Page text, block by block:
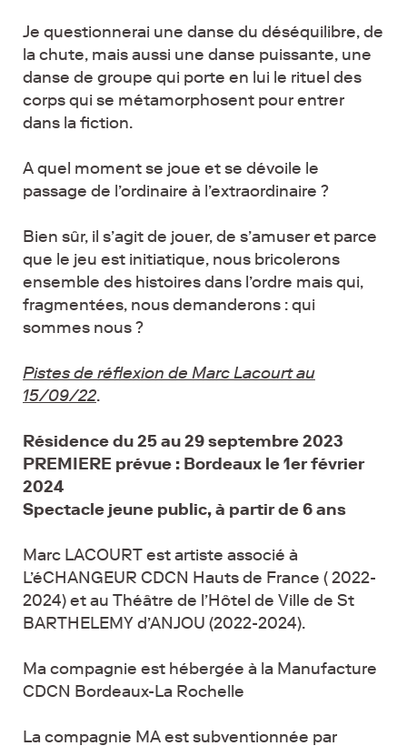
Je questionnerai une danse du déséquilibre, de
la chute, mais aussi une danse puissante, une
danse de groupe qui porte en lui le rituel des
corps qui se métamorphosent pour entrer
dans la fiction.
A quel moment se joue et se dévoile le
passage de l’ordinaire à l’extraordinaire ?
Bien sûr, il s’agit de jouer, de s’amuser et parce
que le jeu est initiatique, nous bricolerons
ensemble des histoires dans l’ordre mais qui,
fragmentées, nous demanderons : qui
sommes nous ?
Pistes de réflexion de Marc Lacourt au
15/09/22.
Résidence du 25 au 29 septembre 2023
PREMIERE prévue : Bordeaux le 1er février
2024
Spectacle jeune public, à partir de 6 ans
Marc LACOURT est artiste associé à
L’éCHANGEUR CDCN Hauts de France ( 2022-
2024) et au Théâtre de l’Hôtel de Ville de St
BARTHELEMY d’ANJOU (2022-2024).
Ma compagnie est hébergée à la Manufacture
CDCN Bordeaux-La Rochelle
La compagnie MA est subventionnée par